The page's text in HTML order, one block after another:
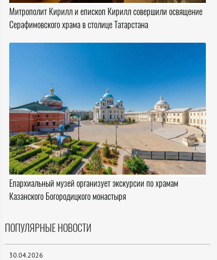
Митрополит Кирилл и епископ Кирилл совершили освящение
Серафимовского храма в столице Татарстана
Епархиальный музей организует экскурсии по храмам
Казанского Богородицкого монастыря
ПОПУЛЯРНЫЕ НОВОСТИ
30.04.2026